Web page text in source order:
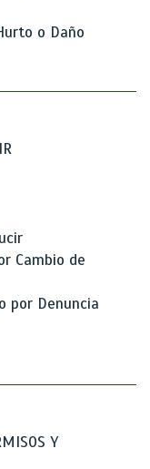
o Daño
Cambio de
por Denuncia
Y